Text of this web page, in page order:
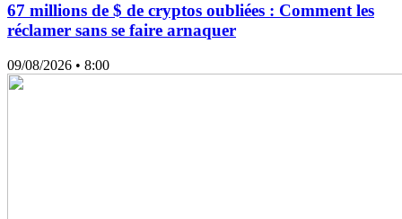
67 millions de $ de cryptos oubliées : Comment les
réclamer sans se faire arnaquer
09/08/2026 • 8:00